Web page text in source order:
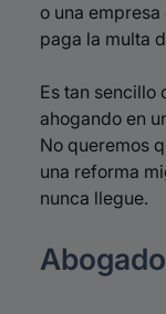
o una
paga la multa
Es tan sencillo
ahogando en
No queremos
una reforma
nunca llegue.